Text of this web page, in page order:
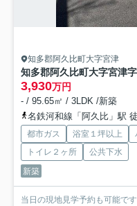
知多郡阿久比町大字宮津
3,930万円
- / 95.65㎡ / 3LDK /新築
名鉄河和線「阿久比」駅
都市ガス 浴室１坪以上
トイレ２ヶ所
公共下水
新築
当日の現地見学予約も可能で